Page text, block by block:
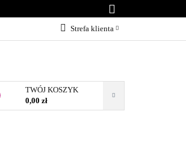
Strefa klienta
Dodaj zgłoszenie
Zgody cookies
TWÓJ KOSZYK
0,00 zł